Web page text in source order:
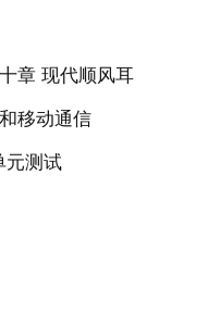
章 现代顺风耳
移动通信
元测试